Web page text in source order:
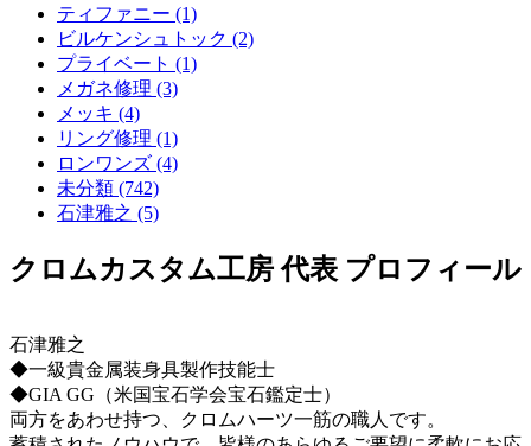
ティファニー (1)
ビルケンシュトック (2)
プライベート (1)
メガネ修理 (3)
メッキ (4)
リング修理 (1)
ロンワンズ (4)
未分類 (742)
石津雅之 (5)
クロムカスタム工房 代表 プロフィール
石津雅之
◆一級貴金属装身具製作技能士
◆GIA GG（米国宝石学会宝石鑑定士）
両方をあわせ持つ、クロムハーツ一筋の職人です。